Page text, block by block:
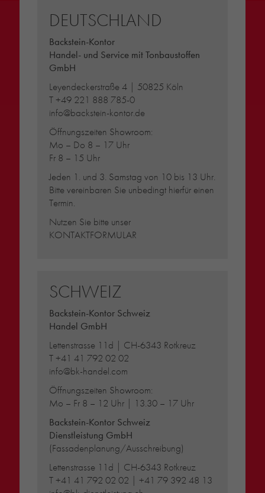
DEUTSCHLAND
Backstein-Kontor
Handel- und Service mit Tonbaustoffen
GmbH
Leyendeckerstraße 4 | 50825 Köln
T+49 221 888 785-0
info@backstein-kontor.de
Öffnungszeiten Showroom:
Mo – Do 8 – 17 Uhr
Fr 8 – 15 Uhr
Jeden 1. und 3. Samstag von 10 bis 13 Uhr.
Bitte vereinbaren Sie unbedingt hierfür einen
Termin.
Nutzen Sie bitte unser
KONTAKTFORMULAR
SCHWEIZ
Backstein-Kontor Schweiz
Handel GmbH
Lettenstrasse 11d | CH-6343 Rotkreuz
T+41 41 792 02 02
info@bk-handel.com
Öffnungszeiten Showroom:
Mo – Fr 8 – 12 Uhr | 13.30 – 17 Uhr
Backstein-Kontor Schweiz
Dienstleistung GmbH
(Fassadenplanung/Ausschreibung)
Lettenstrasse 11d | CH-6343 Rotkreuz
T+41 41 792 02 02 |+41 79 392 48 13